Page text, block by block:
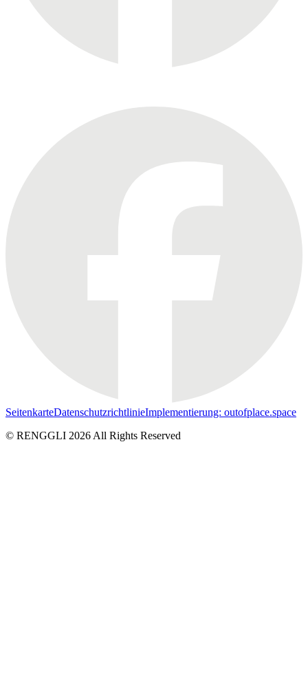
SeitenkarteDatenschutzrichtlinieImplementierung: outofplace.space
© RENGGLI 2026 All Rights Reserved